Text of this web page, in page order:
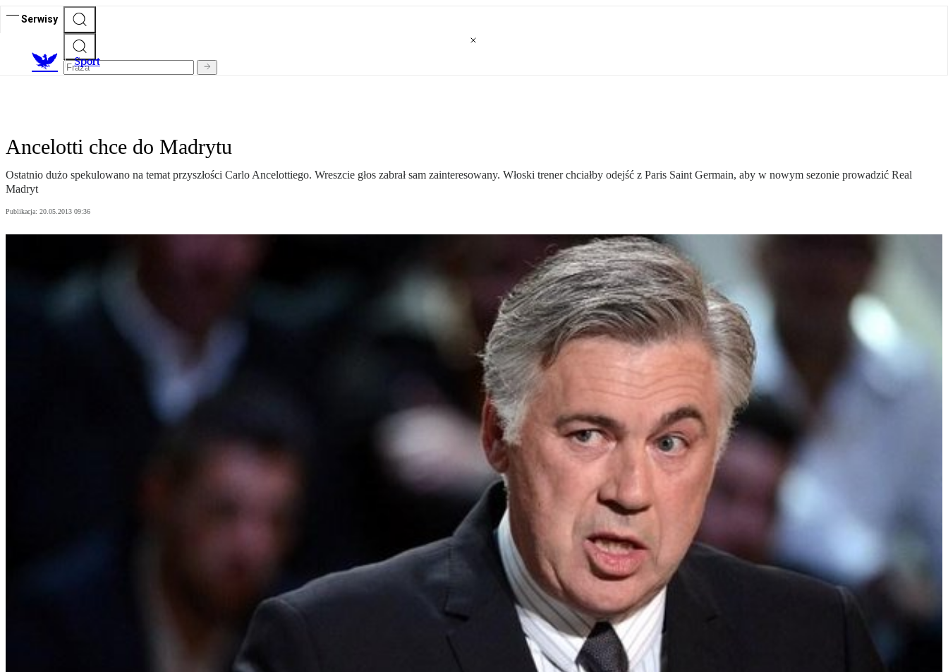
Serwisy
Sport
Ancelotti chce do Madrytu
Ostatnio dużo spekulowano na temat przyszłości Carlo Ancelottiego. Wreszcie głos zabrał sam zainteresowany. Włoski trener chciałby odejść z Paris Saint Germain, aby w nowym sezonie prowadzić Real
Madryt
Publikacja: 20.05.2013 09:36